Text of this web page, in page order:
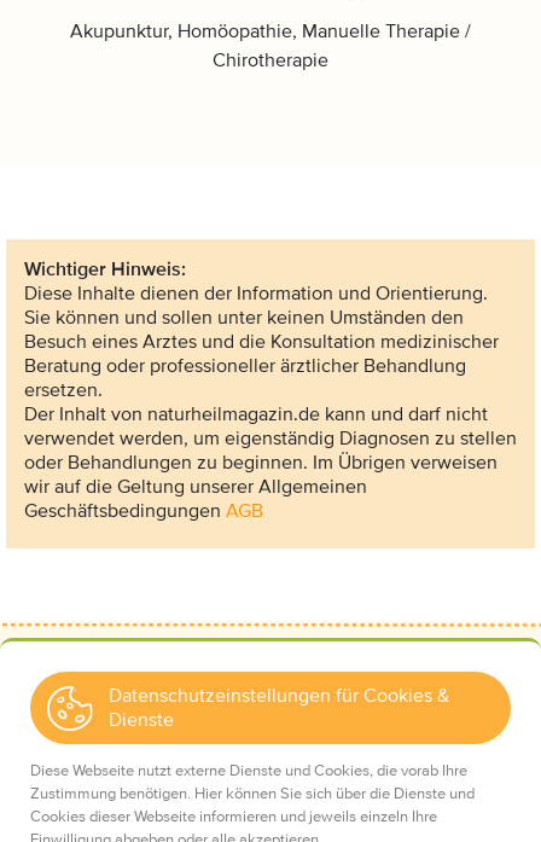
Akupunktur, Homöopathie, Manuelle Therapie /
Chirotherapie
Wichtiger Hinweis:
Diese Inhalte dienen der Information und Orientierung.
Sie können und sollen unter keinen Umständen den
Besuch eines Arztes und die Konsultation medizinischer
Beratung oder professioneller ärztlicher Behandlung
ersetzen.
Der Inhalt von naturheilmagazin.de kann und darf nicht
verwendet werden, um eigenständig Diagnosen zu stellen
oder Behandlungen zu beginnen. Im Übrigen verweisen
wir auf die Geltung unserer Allgemeinen
Geschäftsbedingungen AGB
Mediadaten
Datenschutzeinstellungen für Cookies &
Dienste
Diese Webseite nutzt externe Dienste und Cookies, die vorab Ihre
Zustimmung benötigen. Hier können Sie sich über die Dienste und
Cookies dieser Webseite informieren und jeweils einzeln Ihre